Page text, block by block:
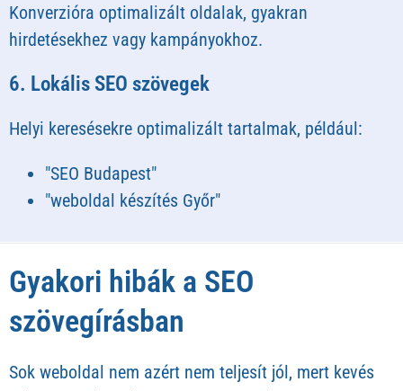
Konverzióra optimalizált oldalak, gyakran
hirdetésekhez vagy kampányokhoz.
6. Lokális SEO szövegek
Helyi keresésekre optimalizált tartalmak, például:
"SEO Budapest"
"weboldal készítés Győr"
Gyakori hibák a SEO
szövegírásban
Sok weboldal nem azért nem teljesít jól, mert kevés